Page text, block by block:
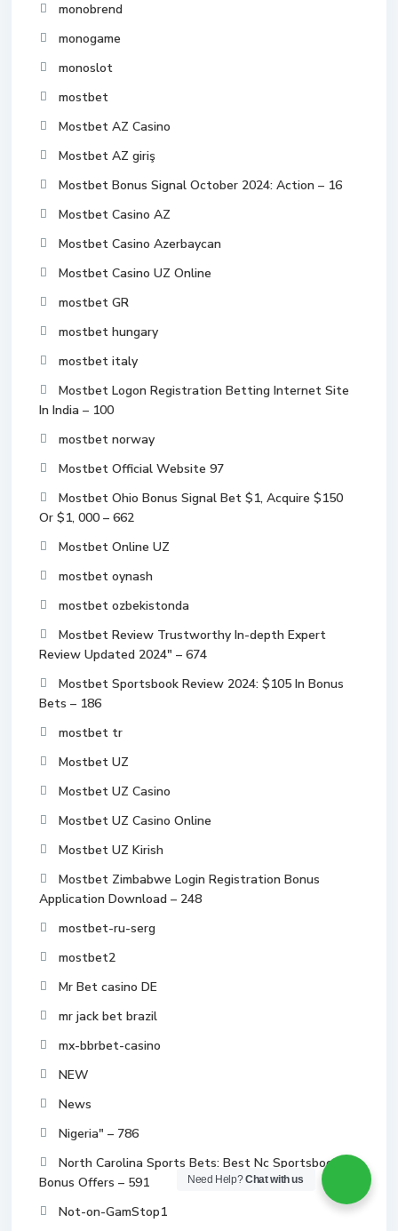
monobrend
monogame
monoslot
mostbet
Mostbet AZ Casino
Mostbet AZ giriş
Mostbet Bonus Signal October 2024: Action – 16
Mostbet Casino AZ
Mostbet Casino Azerbaycan
Mostbet Casino UZ Online
mostbet GR
mostbet hungary
mostbet italy
Mostbet Logon Registration Betting Internet Site
In India – 100
mostbet norway
Mostbet Official Website 97
Mostbet Ohio Bonus Signal Bet $1, Acquire $150
Or $1, 000 – 662
Mostbet Online UZ
mostbet oynash
mostbet ozbekistonda
Mostbet Review Trustworthy In-depth Expert
Review Updated 2024" – 674
Mostbet Sportsbook Review 2024: $105 In Bonus
Bets – 186
mostbet tr
Mostbet UZ
Mostbet UZ Casino
Mostbet UZ Casino Online
Mostbet UZ Kirish
Mostbet Zimbabwe Login Registration Bonus
Application Download – 248
mostbet-ru-serg
mostbet2
Mr Bet casino DE
mr jack bet brazil
mx-bbrbet-casino
NEW
News
Nigeria" – 786
North Carolina Sports Bets: Best Nc Sportsbooks &
Bonus Offers – 591
Not-on-GamStop1
Need Help?Chat with us